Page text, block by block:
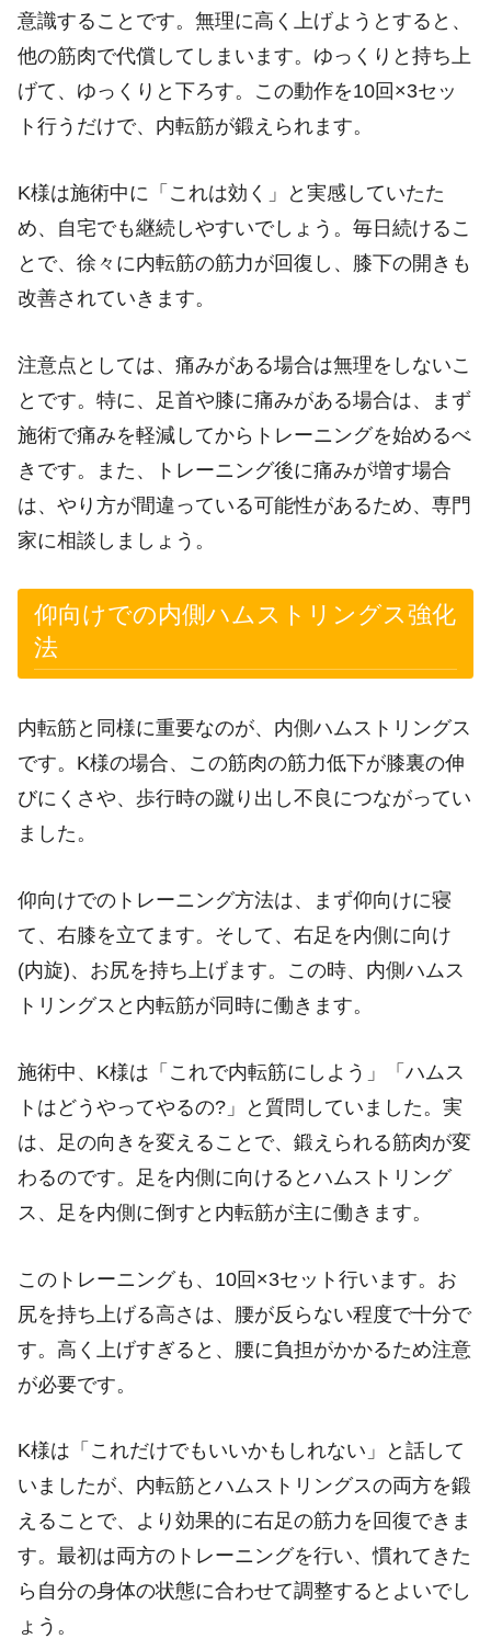
意識することです。無理に高く上げようとすると、
他の筋肉で代償してしまいます。ゆっくりと持ち上
げて、ゆっくりと下ろす。この動作を10回×3セッ
ト行うだけで、内転筋が鍛えられます。
K様は施術中に「これは効く」と実感していたた
め、自宅でも継続しやすいでしょう。毎日続けるこ
とで、徐々に内転筋の筋力が回復し、膝下の開きも
改善されていきます。
注意点としては、痛みがある場合は無理をしないこ
とです。特に、足首や膝に痛みがある場合は、まず
施術で痛みを軽減してからトレーニングを始めるべ
きです。また、トレーニング後に痛みが増す場合
は、やり方が間違っている可能性があるため、専門
家に相談しましょう。
仰向けでの内側ハムストリングス強化
法
内転筋と同様に重要なのが、内側ハムストリングス
です。K様の場合、この筋肉の筋力低下が膝裏の伸
びにくさや、歩行時の蹴り出し不良につながってい
ました。
仰向けでのトレーニング方法は、まず仰向けに寝
て、右膝を立てます。そして、右足を内側に向け
(内旋)、お尻を持ち上げます。この時、内側ハムス
トリングスと内転筋が同時に働きます。
施術中、K様は「これで内転筋にしよう」「ハムス
トはどうやってやるの?」と質問していました。実
は、足の向きを変えることで、鍛えられる筋肉が変
わるのです。足を内側に向けるとハムストリング
ス、足を内側に倒すと内転筋が主に働きます。
このトレーニングも、10回×3セット行います。お
尻を持ち上げる高さは、腰が反らない程度で十分で
す。高く上げすぎると、腰に負担がかかるため注意
が必要です。
K様は「これだけでもいいかもしれない」と話して
いましたが、内転筋とハムストリングスの両方を鍛
えることで、より効果的に右足の筋力を回復できま
す。最初は両方のトレーニングを行い、慣れてきた
ら自分の身体の状態に合わせて調整するとよいでし
ょう。